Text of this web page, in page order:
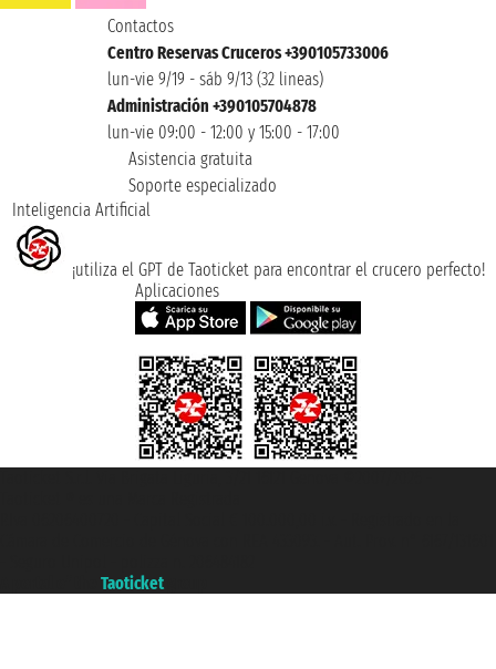
Contactos
Centro Reservas Cruceros +390105733006
lun-vie 9/19 - sáb 9/13 (32 lineas)
Administración +390105704878
lun-vie 09:00 - 12:00 y 15:00 - 17:00
Asistencia gratuita
Soporte especializado
Inteligencia Artificial
¡utiliza el GPT de Taoticket para encontrar el crucero perfecto!
Aplicaciones
Taoticket